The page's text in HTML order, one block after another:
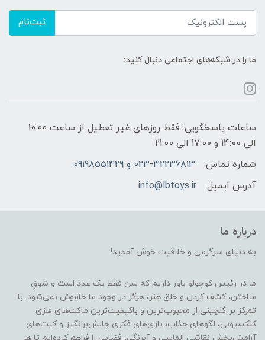
ثبت‌نام
ما را در شبکه‌های اجتماعی دنبال کنید:
ساعات پاسخگویی: فقط روزهای غیر تعطیل از ساعت 10:00
الی 14:00 و 17:00 الی 21:00
شماره تماس:
023-32236813 و 09198551429
آدرس ایمیل:
info@lbtoys.ir
درباره ما
به دنیای سرگرمی و خلاقیت خوش آمدید!
ما در رئیس کوچولو باور داریم که سن فقط یک عدد است و شوقِ
ساختن، کشف کردن و خلق هنر، هرگز در وجود ما خاموش نمی‌شود. با
تمرکز بر گلچینی از محبوب‌ترین و باکیفیت‌ترین ماکت‌های فلزی
کلکسیونی، لگوهای جذاب، بازی‌های فکری چالش‌برانگیز و کیت‌های
آرامش‌بخش نقاشی الماسی و آبرنگی، فضایی را فراهم کرده‌ایم تا هر